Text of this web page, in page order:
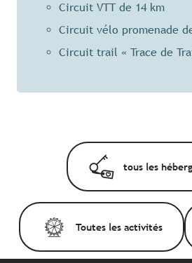
Circuit VTT de 14 km
Circuit vélo promenade
Circuit trail « Trace de
tous les
Toutes les activités